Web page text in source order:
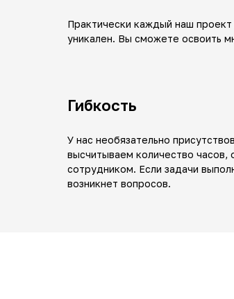
Практически каждый наш
уникален. Вы сможете освоить
Гибкость
У нас необязательно
высчитываем количество часов,
сотрудником. Если задачи
возникнет вопросов.